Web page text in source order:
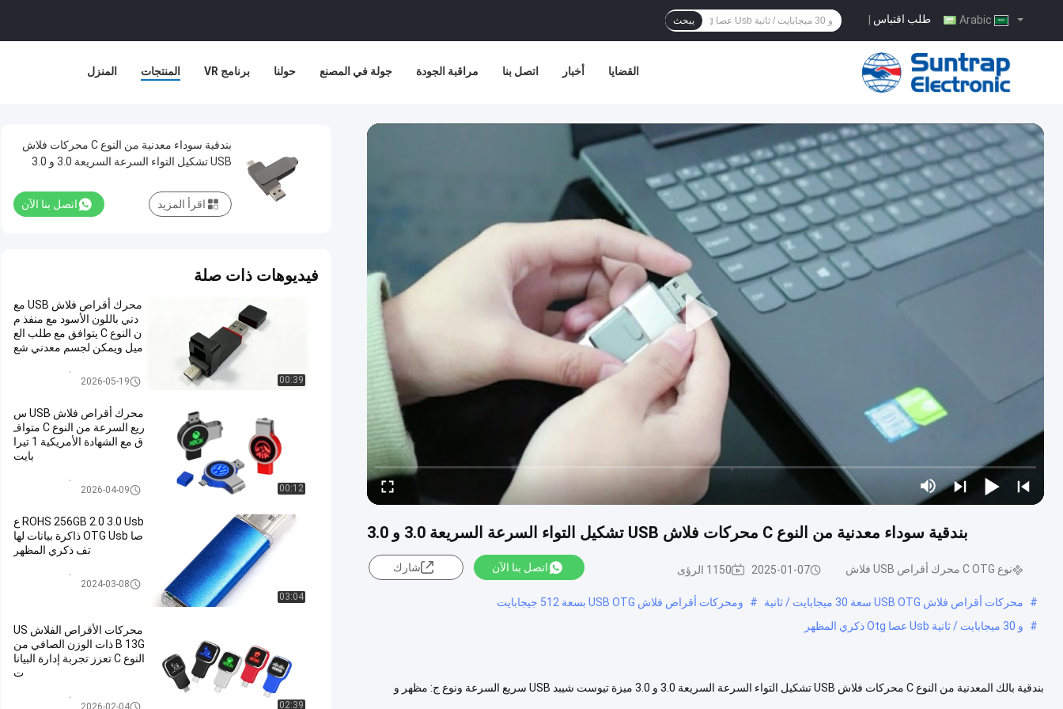
طلب اقتباس يبحث
المنزل المنتجات برنامج VR حولنا جولة في المصنع مراقبة الجودة اتصل بنا أخبار القضايا
بندقية سوداء معدنية من النوع C محركات فلاش USB تشكيل التواء السرعة السريعة 3.0 و 3.0
نوع C OTG محرك أقراص USB فلاش 2025-01-07 1150 الرؤى اتصل بنا الآن شارك
# محركات أقراص فلاش USB OTG سعة 30 ميجابايت / ثانية #
ومحركات أقراص فلاش USB OTG بسعة 512 جيجابايت
#
و 30 ميجابايت / ثانية Usb عصا Otg ذكري المظهر
بندقية بالك المعدنية من النوع C محركات فلاش USB تشكيل التواء السرعة السريعة 3.0 و 3.0 ميزة تيوست شيبد USB سريع السرعة ونوع ج: مظهر و
بندقية سوداء معدنية من النوع C محركات فلاش
USB تشكيل التواء السرعة السريعة 3.0 و 3.0
اتصل بنا الآن اقرأ المزيد
فيديوهات ذات صلة
00:39
محرك أقراص فلاش USB مع
دني باللون الأسود مع منفذ م
ن النوع C يتوافق مع طلب الع
ميل ويمكن لجسم معدني شع
2026-05-19
00:12
محرك أقراص فلاش USB س
ريع السرعة من النوع C متواف
ق مع الشهادة الأمريكية 1 تيرا
بايت
2026-04-09
03:04
ROHS 256GB 2.0 3.0 Usb ع
صا OTG Usb ذاكرة بيانات لها
تف ذكري المظهر
2024-03-08
02:39
محركات الأقراص الفلاش US
B 13G ذات الوزن الصافي من
النوع C تعزز تجربة إدارة البيانا
ت
2026-02-04